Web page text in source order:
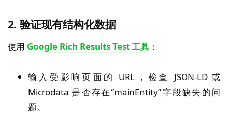
2. 验证现有结构化数据
使用 Google Rich Results Test 工具 ：
输入受影响页面的 URL，检查 JSON-LD 或
Microdata 是否存在“mainEntity”字段缺失的问
题。